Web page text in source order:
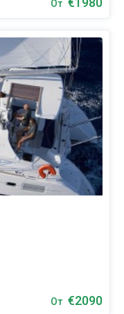
От
От €2090